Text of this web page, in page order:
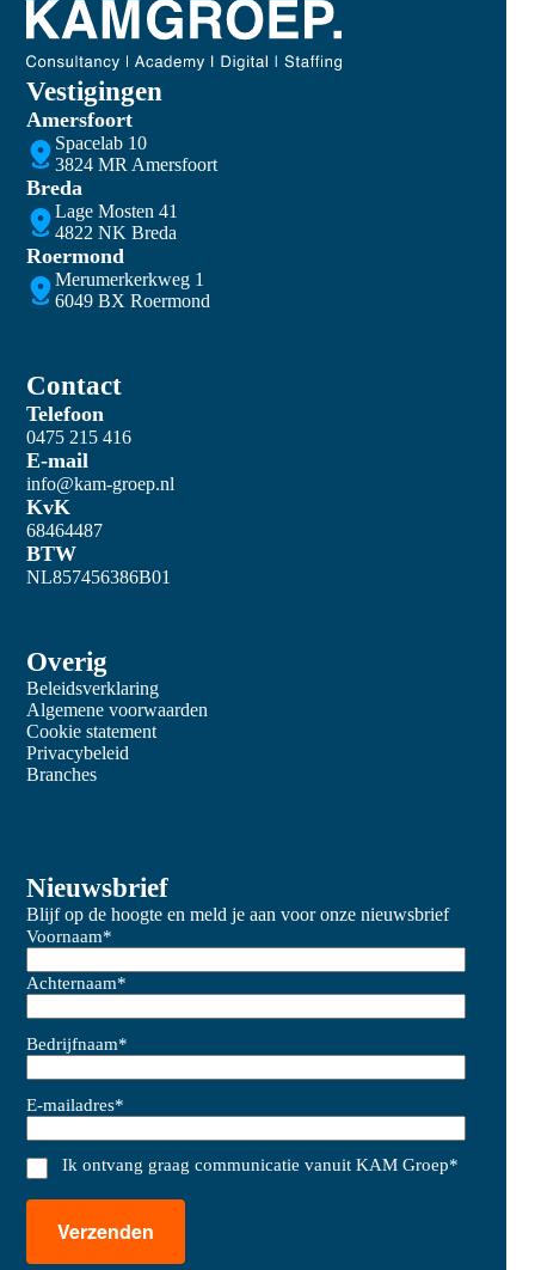
Vestigingen
Amersfoort
Spacelab 10
3824 MR Amersfoort
Breda
Lage Mosten 41
4822 NK Breda
Roermond
Merumerkerkweg 1
6049 BX Roermond
Contact
Telefoon
0475 215 416
E-mail
info@kam-groep.nl
KvK
68464487
BTW
NL857456386B01
Overig
Beleidsverklaring
Algemene voorwaarden
Cookie statement
Privacybeleid
Branches
Nieuwsbrief
Blijf op de hoogte en meld je aan voor onze nieuwsbrief
Voornaam*
Achternaam*
Bedrijfnaam*
E-mailadres*
Ik ontvang graag communicatie vanuit KAM Groep*